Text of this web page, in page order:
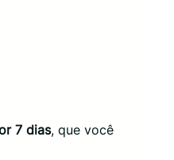
7 dias, que você